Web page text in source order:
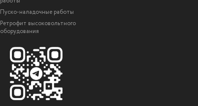
Пуско-наладочные работы
Ретрофит высоковольтного
оборудования